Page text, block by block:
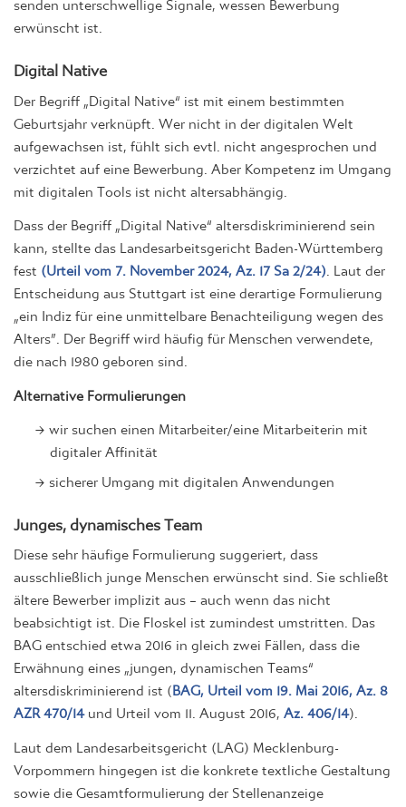
erwünscht ist.
Digital Native
Der Begriff „Digital Native“ ist mit einem bestimmten
Geburtsjahr verknüpft. Wer nicht in der digitalen Welt
aufgewachsen ist, fühlt sich evtl. nicht angesprochen und
verzichtet auf eine Bewerbung. Aber Kompetenz im Umgang
mit digitalen Tools ist nicht altersabhängig.
Dass der Begriff „Digital Native“ altersdiskriminierend sein
kann, stellte das Landesarbeitsgericht Baden-Württemberg
fest(Urteil vom 7. November 2024, Az. 17 Sa 2/24) . Laut der
Entscheidung aus Stuttgart ist eine derartige Formulierung
„ein Indiz für eine unmittelbare Benachteiligung wegen des
Alters”. Der Begriff wird häufig für Menschen verwendete,
die nach 1980 geboren sind.
Alternative Formulierungen
wir suchen einen Mitarbeiter/eine Mitarbeiterin mit
digitaler Affinität
sicherer Umgang mit digitalen Anwendungen
Junges, dynamisches Team
Diese sehr häufige Formulierung suggeriert, dass
ausschließlich junge Menschen erwünscht sind. Sie schließt
ältere Bewerber implizit aus – auch wenn das nicht
beabsichtigt ist. Die Floskel ist zumindest umstritten. Das
BAG entschied etwa 2016 in gleich zwei Fällen, dass die
Erwähnung eines „jungen, dynamischen Teams“
altersdiskriminierend ist (BAG, Urteil vom 19. Mai 2016, Az. 8
AZR 470/14und Urteil vom 11. August 2016,Az. 406/14).
Laut dem Landesarbeitsgericht (LAG) Mecklenburg-
Vorpommern hingegen ist die konkrete textliche Gestaltung
sowie die Gesamtformulierung der Stellenanzeige